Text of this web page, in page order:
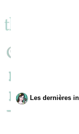
Les dernières